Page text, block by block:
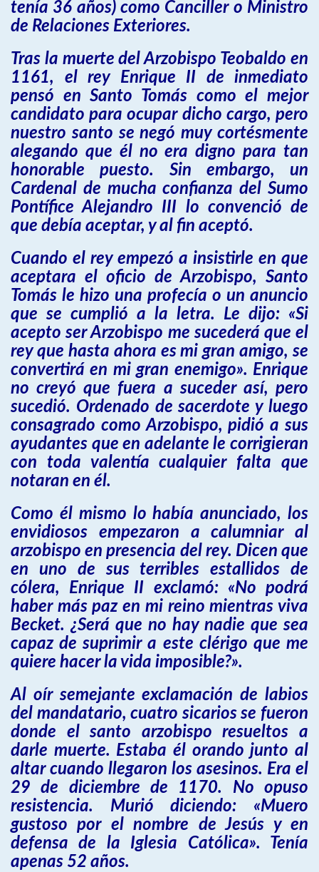
tenía 36 años) como Canciller o Ministro
de Relaciones Exteriores.
Tras la muerte del Arzobispo Teobaldo en
1161, el rey Enrique II de inmediato
pensó en Santo Tomás como el mejor
candidato para ocupar dicho cargo, pero
nuestro santo se negó muy cortésmente
alegando que él no era digno para tan
honorable puesto. Sin embargo, un
Cardenal de mucha confianza del Sumo
Pontífice Alejandro III lo convenció de
que debía aceptar, y al fin aceptó.
Cuando el rey empezó a insistirle en que
aceptara el oficio de Arzobispo, Santo
Tomás le hizo una profecía o un anuncio
que se cumplió a la letra. Le dijo: «Si
acepto ser Arzobispo me sucederá que el
rey que hasta ahora es mi gran amigo, se
convertirá en mi gran enemigo». Enrique
no creyó que fuera a suceder así, pero
sucedió. Ordenado de sacerdote y luego
consagrado como Arzobispo, pidió a sus
ayudantes que en adelante le corrigieran
con toda valentía cualquier falta que
notaran en él.
Como él mismo lo había anunciado, los
envidiosos empezaron a calumniar al
arzobispo en presencia del rey. Dicen que
en uno de sus terribles estallidos de
cólera, Enrique II exclamó: «No podrá
haber más paz en mi reino mientras viva
Becket. ¿Será que no hay nadie que sea
capaz de suprimir a este clérigo que me
quiere hacer la vida imposible?».
Al oír semejante exclamación de labios
del mandatario, cuatro sicarios se fueron
donde el santo arzobispo resueltos a
darle muerte. Estaba él orando junto al
altar cuando llegaron los asesinos. Era el
29 de diciembre de 1170. No opuso
resistencia. Murió diciendo: «Muero
gustoso por el nombre de Jesús y en
defensa de la Iglesia Católica». Tenía
apenas 52 años.